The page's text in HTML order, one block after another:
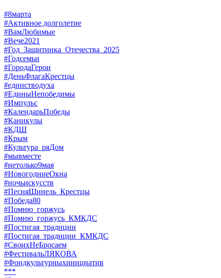
#8марта
#Активное долголетие
#ВамЛюбимые
#Вече2021
#Год_Защитника_Отечества_2025
#Годсемьи
#ГородаГерои
#ДеньФлагаКрестцы
#единстводуха
#ЕдиныНепобедимы
#Импульс
#КалендарьПобеды
#Каникулы
#КДШ
#Крым
#Культура_ряДом
#мывместе
#нетолько9мая
#НовогодниеОкна
#ночьискусств
#ПесняШинель_Крестцы
#Победа80
#Помню_горжусь
#Помню_горжусь_КМКДС
#Постигая_традиции
#Постигая_традиции_КМКДС
#СвоихНеБросаем
#ФестивальЛЯКОВА
#Фондкультурныхинициатив
***